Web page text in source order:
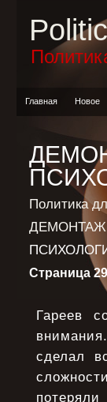
Главная Новое
Политика
Страница 29
Гареев
сделал